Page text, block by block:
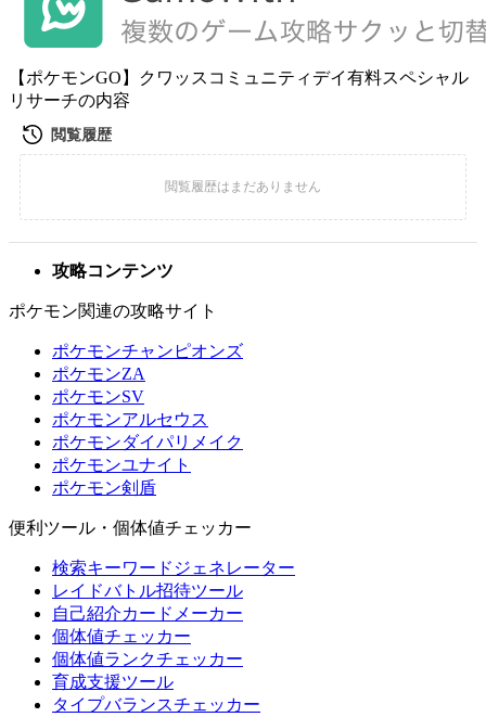
【ポケモンGO】クワッスコミュニティデイ有料スペシャル
リサーチの内容
攻略コンテンツ
ポケモン関連の攻略サイト
ポケモンチャンピオンズ
ポケモンZA
ポケモンSV
ポケモンアルセウス
ポケモンダイパリメイク
ポケモンユナイト
ポケモン剣盾
便利ツール・個体値チェッカー
検索キーワードジェネレーター
レイドバトル招待ツール
自己紹介カードメーカー
個体値チェッカー
個体値ランクチェッカー
育成支援ツール
タイプバランスチェッカー